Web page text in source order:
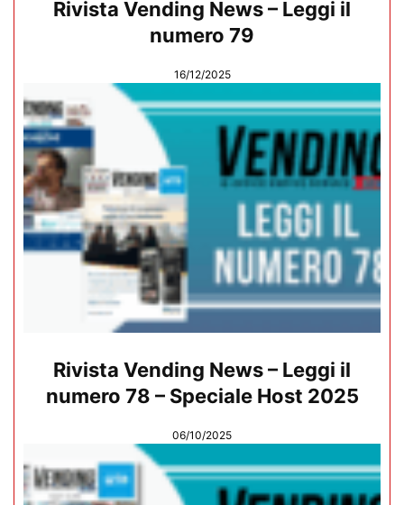
Rivista Vending News – Leggi il
numero 79
16/12/2025
Rivista Vending News – Leggi il
numero 78 – Speciale Host 2025
06/10/2025